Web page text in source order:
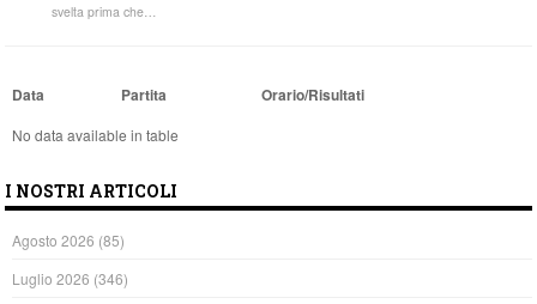
svelta prima che…
Data Partita Orario/Risultati
No data available in table
I NOSTRI ARTICOLI
Agosto 2026 (85)
Luglio 2026 (346)